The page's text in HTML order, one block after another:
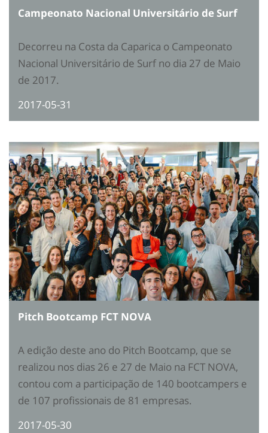
Campeonato Nacional Universitário de Surf
Decorreu na Costa da Caparica o Campeonato
Nacional Universitário de Surf no dia 27 de Maio
de 2017.
2017-05-31
Pitch Bootcamp FCT NOVA
A edição deste ano do Pitch Bootcamp, que se
realizou nos dias 26 e 27 de Maio na FCT NOVA,
contou com a participação de 140 bootcampers e
de 107 profissionais de 81 empresas.
2017-05-30